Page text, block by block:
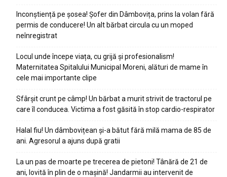
Inconștiență pe șosea! Șofer din Dâmbovița, prins la volan fără
permis de conducere! Un alt bărbat circula cu un moped
neînregistrat
Locul unde începe viața, cu grijă și profesionalism!
Maternitatea Spitalului Municipal Moreni, alături de mame în
cele mai importante clipe
Sfârșit crunt pe câmp! Un bărbat a murit strivit de tractorul pe
care îl conducea. Victima a fost găsită în stop cardio-respirator
Halal fiu! Un dâmbovițean și-a bătut fără milă mama de 85 de
ani. Agresorul a ajuns după gratii
La un pas de moarte pe trecerea de pietoni! Tânără de 21 de
ani, lovită în plin de o mașină! Jandarmii au intervenit de